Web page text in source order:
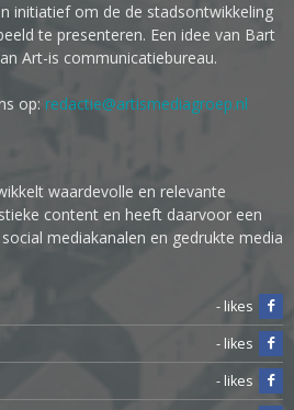
initiatief om de de stadsontwikkeling
te presenteren. Een idee van Bart
Art-is communicatiebureau.
op: redactie@artismediagroep.nl
waardevolle en relevante
content en heeft daarvoor een
mediakanalen en gedrukte media
- likes
- likes
- likes